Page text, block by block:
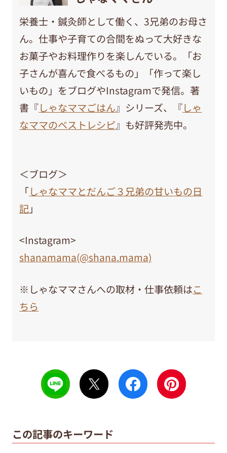
栄養士・鍼灸師として働く、3兄弟のお母さ
ん。仕事や子育ての合間をぬって大好きな
お菓子やお料理作りを楽しんでいる。「お
子さんが喜んで食べるもの」「作って楽し
いもの」をブログやInstagramで発信。著
書『しゃなママごはん』シリーズ、『しゃ
なママのベストレシピ』も好評発売中。
＜ブログ＞
「しゃなママとだんご３兄弟の甘いもの日
記」
<Instagram>
shanamama(@shana.mama)
※しゃなママさんへの取材・仕事依頼はこ
ちら
この記事のキーワード